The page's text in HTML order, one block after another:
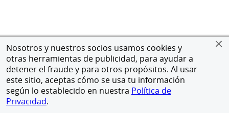
Nosotros y nuestros socios usamos cookies y
otras herramientas de publicidad, para ayudar a
detener el fraude y para otros propósitos. Al usar
este sitio, aceptas cómo se usa tu información
según lo establecido en nuestra Política de
Privacidad.